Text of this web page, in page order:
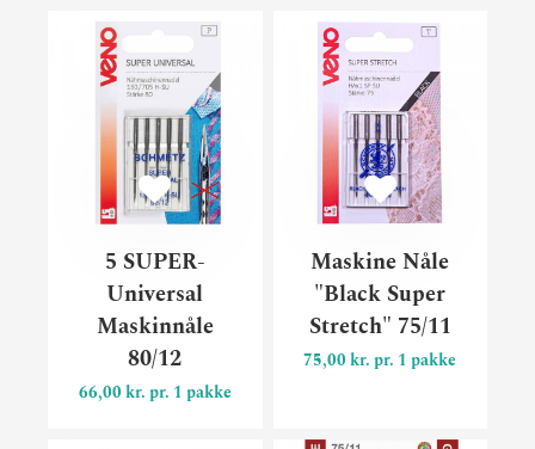
5 SUPER-
Universal
Maskinnåle
80/12
66,00 kr. pr. 1 pakke
5 SUPER-Universal
Maskine Nåle
"Black Super
Stretch" 75/11
75,00 kr. pr. 1 pakke